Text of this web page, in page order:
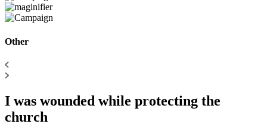
Other
I was wounded while protecting the
church